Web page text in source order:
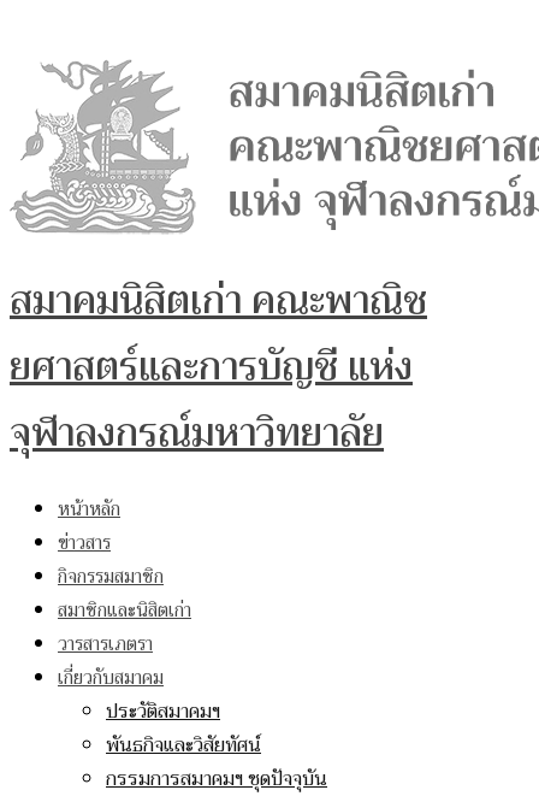
สมาคมนิสิตเก่า คณะพาณิช
ยศาสตร์และการบัญชี แห่ง
จุฬาลงกรณ์มหาวิทยาลัย
หน้าหลัก
ข่าวสาร
กิจกรรมสมาชิก
สมาชิกและนิสิตเก่า
วารสารเภตรา
เกี่ยวกับสมาคม
ประวัติสมาคมฯ
พันธกิจและวิสัยทัศน์
กรรมการสมาคมฯ ชุดปัจจุบัน